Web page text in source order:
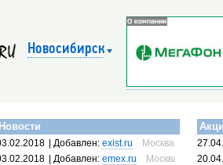
Новосибирск
Новости
| Добавлен:exist.ru
Москва, Россия
| Добавлен:emex.ru
Москва, Россия